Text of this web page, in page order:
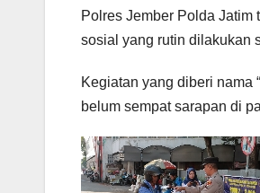
Polres Jember Polda
sosial yang rutin dilakukan
Kegiatan yang diberi nama
belum sempat sarapan di